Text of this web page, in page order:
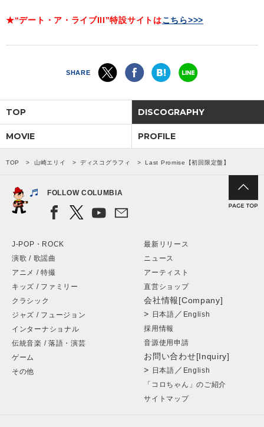
★“デート・ア・ライブIII”特設サイトはこちら>>>
SHARE
TOP DISCOGRAPHY
MOVIE PROFILE
TOP 山崎エリイ ディスコグラフィ Last Promise【初回限定盤】
FOLLOW COLUMBIA
J-POP・ROCK
演歌 / 歌謡曲
アニメ / 特撮
キッズ / ファミリー
クラシック
ジャズ / フュージョン
インターナショナル
伝統音楽 / 落語・演芸
ゲーム
その他
最新リリース
ニュース
アーティスト
直営ショップ
会社情報[Company]
> 日本語 ／ English
採用情報
音源使用申請
お問い合わせ[Inquiry]
> 日本語 ／ English
「コロちゃん」のご紹介
サイトマップ